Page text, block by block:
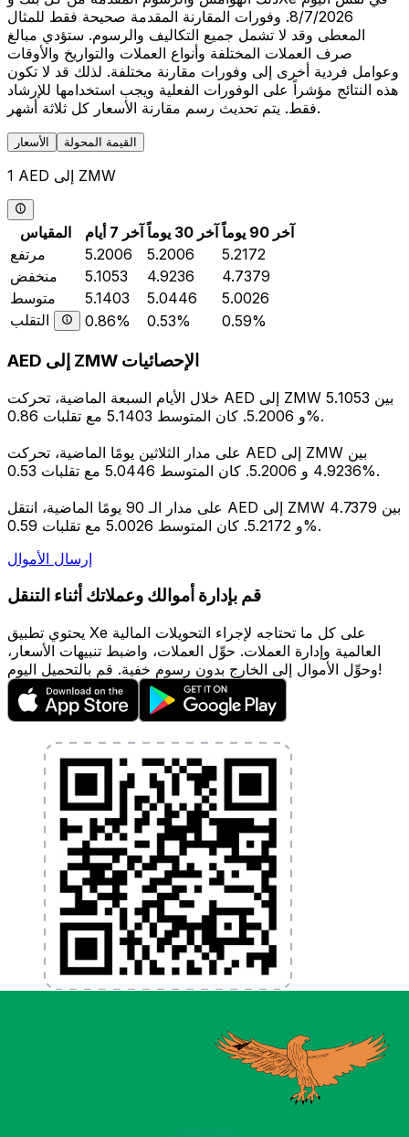
8/7/2026. وفورات المقارنة المقدمة صحيحة فقط للمثال
المعطى وقد لا تشمل جميع التكاليف والرسوم. ستؤدي مبالغ
صرف العملات المختلفة وأنواع العملات والتواريخ والأوقات
وعوامل فردية أخرى إلى وفورات مقارنة مختلفة. لذلك قد لا تكون
هذه النتائج مؤشراً على الوفورات الفعلية ويجب استخدامها للإرشاد
فقط. يتم تحديث رسم مقارنة الأسعار كل ثلاثة أشهر.
الأسعار القيمة المحولة
1 AED إلى ZMW
المقياس آخر 7 أيام آخر 30 يوماً
آخر 90 يوماً
مرتفع
5.2006 5.2006
5.2172
منخفض
5.1053 4.9236
4.7379
متوسط
5.1403 5.0446
5.0026
التقلب
0.86% 0.53% 0.59%
AED إلى ZMW الإحصائيات
خلال الأيام السبعة الماضية، تحركت AED إلى ZMW بين 5.1053
و 5.2006. كان المتوسط 5.1403 مع تقلبات 0.86%.
على مدار الثلاثين يومًا الماضية، تحركت AED إلى ZMW بين
4.9236 و 5.2006. كان المتوسط 5.0446 مع تقلبات 0.53%.
على مدار الـ 90 يومًا الماضية، انتقل AED إلى ZMW بين 4.7379
و 5.2172. كان المتوسط 5.0026 مع تقلبات 0.59%.
إرسال الأموال
قم بإدارة أموالك وعملاتك أثناء التنقل
يحتوي تطبيق Xe على كل ما تحتاجه لإجراء التحويلات المالية
العالمية وإدارة العملات. حوِّل العملات، واضبط تنبيهات الأسعار،
وحوِّل الأموال إلى الخارج بدون رسوم خفية. قم بالتحميل اليوم!